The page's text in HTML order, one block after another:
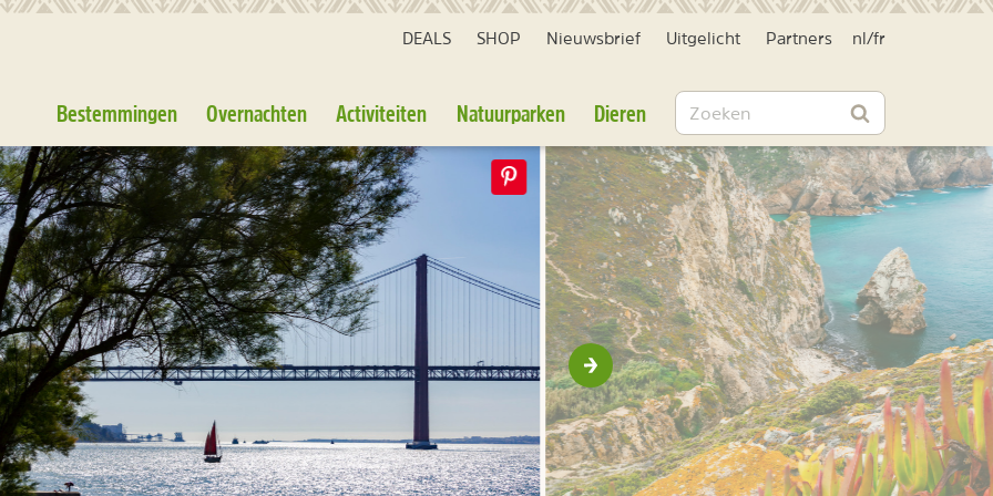
DEALS SHOP Nieuwsbrief Uitgelicht Partners nl /fr
Bestemmingen Overnachten Activiteiten Natuurparken Dieren Zoeken
Zoeken
Volgende